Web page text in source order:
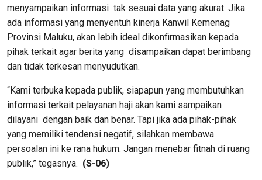
menyampaikan informasi tak sesuai data yang akurat. Jika
ada informasi yang menyentuh kinerja Kanwil Kemenag
Provinsi Maluku, akan lebih ideal dikonfirmasikan kepada
pihak terkait agar berita yang disampaikan dapat berimbang
dan tidak terkesan menyudutkan.
“Kami terbuka kepada publik, siapapun yang membutuhkan
informasi terkait pelayanan haji akan kami sampaikan
dilayani dengan baik dan benar. Tapi jika ada pihak-pihak
yang memiliki tendensi negatif, silahkan membawa
persoalan ini ke rana hukum. Jangan menebar fitnah di ruang
publik,” tegasnya. (S-06)